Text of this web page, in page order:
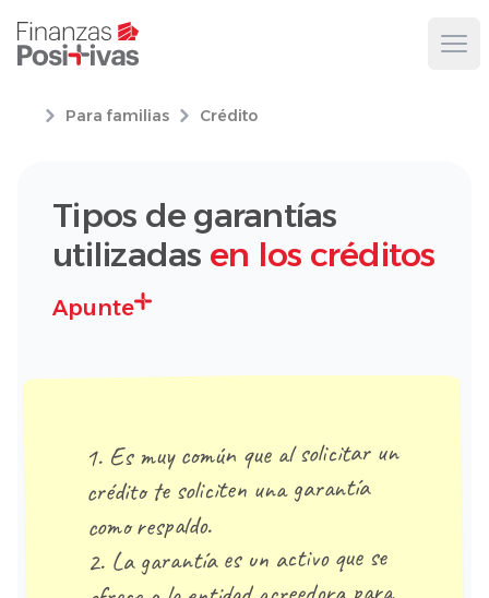
Para familias Crédito
Tipos de garantías
utilizadas en los créditos
Apunte
1. Es muy común que al solicitar un
crédito te soliciten una garantía
como respaldo.
2. La garantía es un activo que se